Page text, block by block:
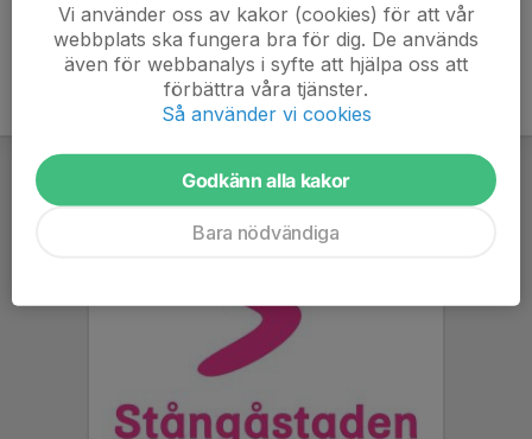
Vi använder oss av kakor (cookies) för att vår
webbplats ska fungera bra för dig. De används
även för webbanalys i syfte att hjälpa oss att
förbättra våra tjänster.
Så använder vi cookies
Godkänn alla kakor
Bara nödvändiga